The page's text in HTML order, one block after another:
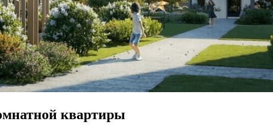
квартиры